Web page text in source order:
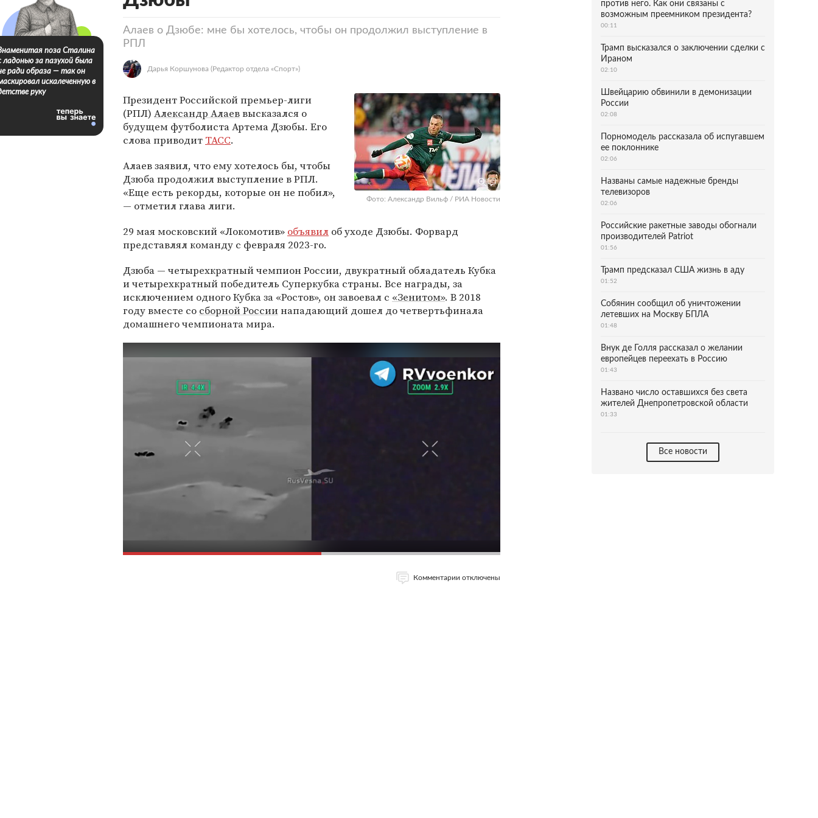
Алаев о Дзюбе: мне бы хотелось, чтобы он продолжил выступление в
РПЛ
Дарья Коршунова (Редактор отдела «Спорт»)
Фото: Александр Вильф / РИА Новости
Президент Российской премьер-лиги
(РПЛ) Александр Алаеввысказался о
будущем футболиста Артема Дзюбы. Его
слова приводит ТАСС.
Алаев заявил, что ему хотелось бы, чтобы
Дзюба продолжил выступление в РПЛ.
«Еще есть рекорды, которые он не побил»,
— отметил глава лиги.
29 мая московский «Локомотив» объявил об уходе Дзюбы. Форвард
представлял команду с февраля 2023-го.
Дзюба — четырехкратный чемпион России, двукратный обладатель Кубка
и четырехкратный победитель Суперкубка страны. Все награды, за
исключением одного Кубка за «Ростов», он завоевал с «Зенитом». В 2018
году вместе со сборной Россиинападающий дошел до четвертьфинала
домашнего чемпионата мира.
Комментарии отключены
поза Сталина
ладонью за пазухой была
ради образа — так он
искалеченную в
руку
против него. Как они связаны с
возможным преемником президента?
00:11
Трамп высказался о заключении сделки с
Ираном
02:10
Швейцарию обвинили в демонизации
России
02:08
Порномодель рассказала об испугавшем
ее поклоннике
02:06
Названы самые надежные бренды
телевизоров
02:06
Российские ракетные заводы обогнали
производителей Patriot
01:56
Трамп предсказал США жизнь в аду
01:52
Собянин сообщил об уничтожении
летевших на Москву БПЛА
01:48
Внук де Голля рассказал о желании
европейцев переехать в Россию
01:43
Названо число оставшихся без света
жителей Днепропетровской области
01:33
Все новости